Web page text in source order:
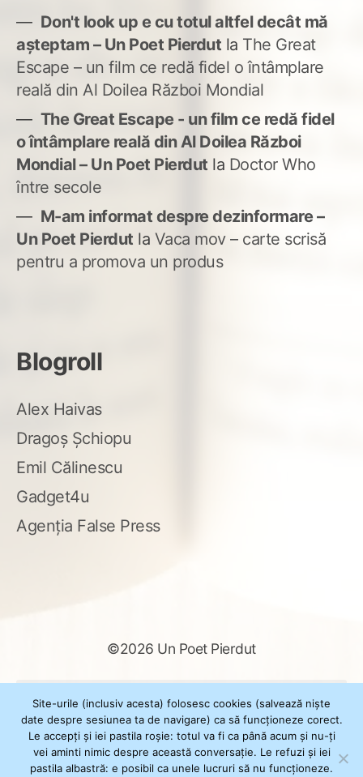
Don't look up e cu totul altfel decât mă
așteptam – Un Poet Pierdut la The Great
Escape – un film ce redă fidel o întâmplare
reală din Al Doilea Război Mondial
The Great Escape - un film ce redă fidel
o întâmplare reală din Al Doilea Război
Mondial – Un Poet Pierdut la Doctor Who
între secole
M-am informat despre dezinformare –
Un Poet Pierdut la Vaca mov – carte scrisă
pentru a promova un produs
Blogroll
Alex Haivas
Dragoș Șchiopu
Emil Călinescu
Gadget4u
Agenția False Press
©2026 Un Poet Pierdut
după:
Site-urile (inclusiv acesta) folosesc cookies (salvează niște
date despre sesiunea ta de navigare) ca să funcționeze corect.
Le accepți și iei pastila roșie: totul va fi ca până acum și nu-ți
vei aminti nimic despre această conversație. Le refuzi și iei
pastila albastră: e posibil ca unele lucruri să nu funcționeze.